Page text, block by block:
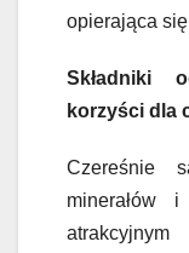
opierająca
Składniki
korzyści dla
Czereśnie
minerałów